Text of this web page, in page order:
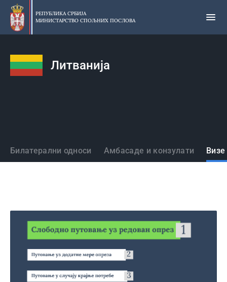
Прескочи
главни
део
РЕПУБЛИКА СРБИЈА
МИНИСТАРСТВО СПОЉНИХ ПОСЛОВА
Литванија
Државе
Билатерални односи Амбасаде и конзулати